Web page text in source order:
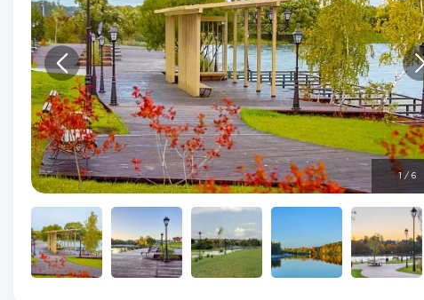
1/6